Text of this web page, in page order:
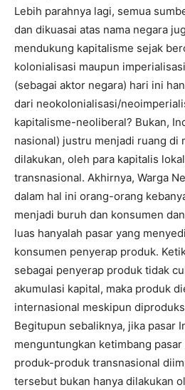
Lebih parahnya lagi, semua
dan dikuasai atas nama negara
mendukung kapitalisme sejak
kolonialisasi maupun
(sebagai aktor negara) hari ini
dari neokolonialisasi/
kapitalisme-neoliberal? Bukan,
nasional) justru menjadi ruang di
dilakukan, oleh para kapitalis
transnasional. Akhirnya, Warga
dalam hal ini orang-orang
menjadi buruh dan konsumen
luas hanyalah pasar yang
konsumen penyerap produk.
sebagai penyerap produk tidak
akumulasi kapital, maka produk
internasional meskipun
Begitupun sebaliknya, jika pasar
menguntungkan ketimbang
produk-produk transnasional
tersebut bukan hanya dilakukan